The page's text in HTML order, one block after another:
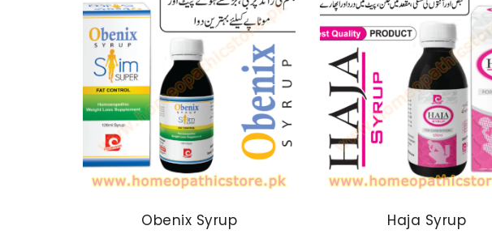
Obenix Syrup Haja Syrup